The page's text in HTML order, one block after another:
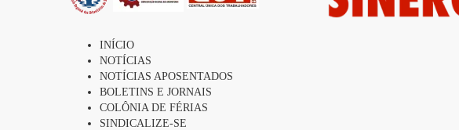
INÍCIO
NOTÍCIAS
NOTÍCIAS APOSENTADOS
BOLETINS E JORNAIS
COLÔNIA DE FÉRIAS
SINDICALIZE-SE